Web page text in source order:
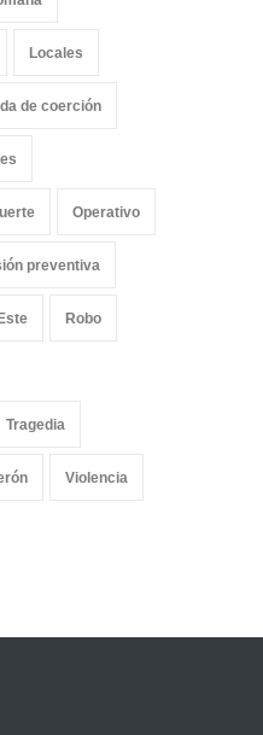
Locales
de coerción
Operativo
preventiva
Robo
Tragedia
Violencia